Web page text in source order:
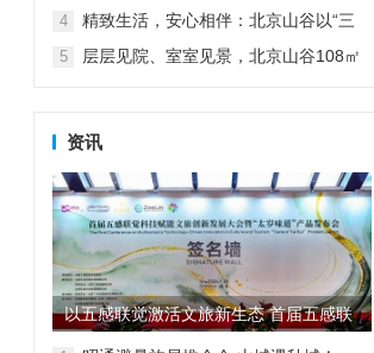
4
精致生活，安心相伴：北京山谷以“三
5
层层见院、室室见景，北京山谷108㎡
资讯
以五感联觉激活文旅新生态 首届五感联